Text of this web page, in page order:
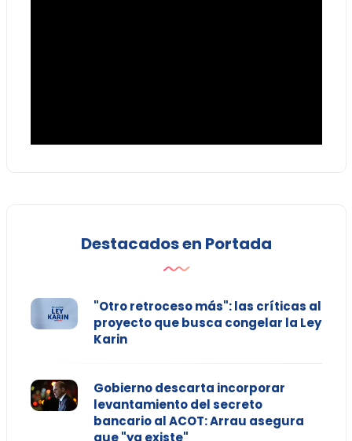
Destacados en Portada
"Otro retroceso más": las críticas al
proyecto que busca congelar la Ley
Karin
Gobierno descarta incorporar
levantamiento del secreto
bancario al ACOT: Arrau asegura
que "ya existe"